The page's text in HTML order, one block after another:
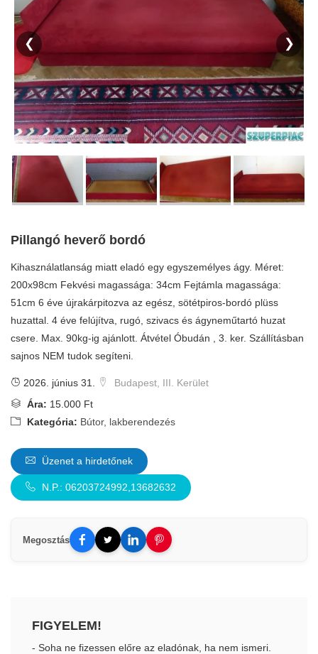
❮ ❯
Pillangó heverő bordó
Kihasználatlanság miatt eladó egy egyszemélyes ágy. Méret:
200x98cm Fekvési magassága: 34cm Fejtámla magassága:
51cm 6 éve újrakárpitozva az egész, sötétpiros-bordó plüss
huzattal. 4 éve felújítva, rugó, szivacs és ágyneműtartó huzat
csere. Max. 90kg-ig ajánlott. Átvétel Óbudán , 3. ker. Szállításban
sajnos NEM tudok segíteni.
2026. június 31.
Budapest, III. Kerület
Ára: 15.000 Ft
Kategória: Bútor, lakberendezés
Üzenet a hirdetőnek
N.P.: 06203724992,13682632
Megosztás
FIGYELEM!
- Soha ne fizessen előre az eladónak, ha nem ismeri.